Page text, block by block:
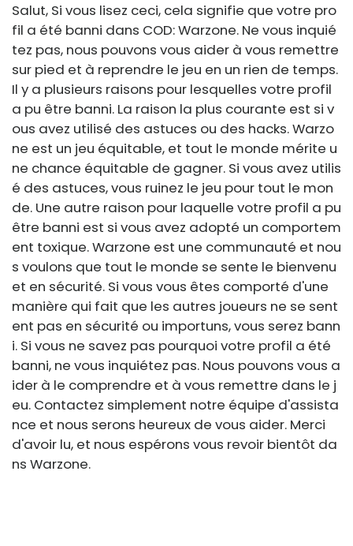
Salut, Si vous lisez ceci, cela signifie que votre pro
fil a été banni dans COD: Warzone. Ne vous inquié
tez pas, nous pouvons vous aider à vous remettre
sur pied et à reprendre le jeu en un rien de temps.
Il y a plusieurs raisons pour lesquelles votre profil
a pu être banni. La raison la plus courante est si v
ous avez utilisé des astuces ou des hacks. Warzo
ne est un jeu équitable, et tout le monde mérite u
ne chance équitable de gagner. Si vous avez utilis
é des astuces, vous ruinez le jeu pour tout le mon
de. Une autre raison pour laquelle votre profil a pu
être banni est si vous avez adopté un comportem
ent toxique. Warzone est une communauté et nou
s voulons que tout le monde se sente le bienvenu
et en sécurité. Si vous vous êtes comporté d'une
manière qui fait que les autres joueurs ne se sent
ent pas en sécurité ou importuns, vous serez bann
i. Si vous ne savez pas pourquoi votre profil a été
banni, ne vous inquiétez pas. Nous pouvons vous a
ider à le comprendre et à vous remettre dans le j
eu. Contactez simplement notre équipe d'assista
nce et nous serons heureux de vous aider. Merci
d'avoir lu, et nous espérons vous revoir bientôt da
ns Warzone.